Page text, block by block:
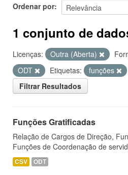
Ordenar por
1 conjunto de
Licenças: Outra (Aberta)
ODT
Etiquetas:
funções
Filtrar Resultados
Funções Gratificadas
Relação de Cargos de Direção,
Funções de Coordenação de
CSV ODT